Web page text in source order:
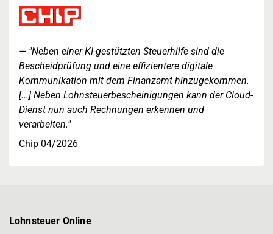
"Neben einer KI-gestützten Steuerhilfe sind die
Bescheidprüfung und eine effizientere digitale
Kommunikation mit dem Finanzamt hinzugekommen.
[...] Neben Lohnsteuerbescheinigungen kann der Cloud-
Dienst nun auch Rechnungen erkennen und
verarbeiten."
Chip 04/2026
Lohnsteuer Online